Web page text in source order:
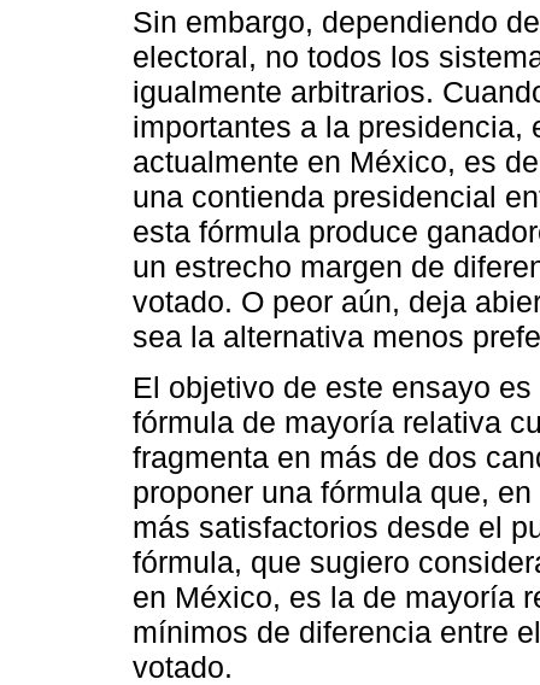
Sin embargo, dependiendo
electoral, no todos los
igualmente arbitrarios.
importantes a la presidencia,
actualmente en México, es
una contienda presidencial
esta fórmula produce
un estrecho margen de
votado. O peor aún, deja
sea la alternativa menos
El objetivo de este ensayo
fórmula de mayoría relativa
fragmenta en más de dos
proponer una fórmula que,
más satisfactorios desde el
fórmula, que sugiero
en México, es la de mayoría
mínimos de diferencia entre
votado.